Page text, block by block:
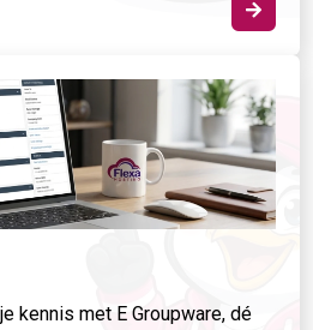

kennis met E Groupware, dé